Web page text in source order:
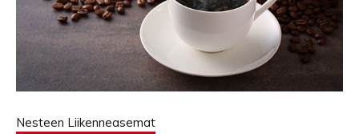
Nesteen Liikenneasemat